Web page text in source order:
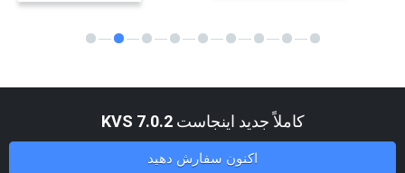
KVS 7.0.2 کاملاً جدید اینجاست
اکنون سفارش دهید